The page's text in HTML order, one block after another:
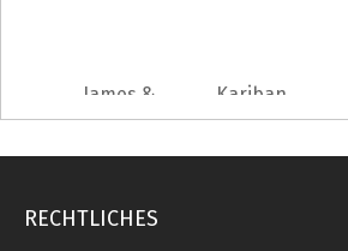
RECHTLICHES